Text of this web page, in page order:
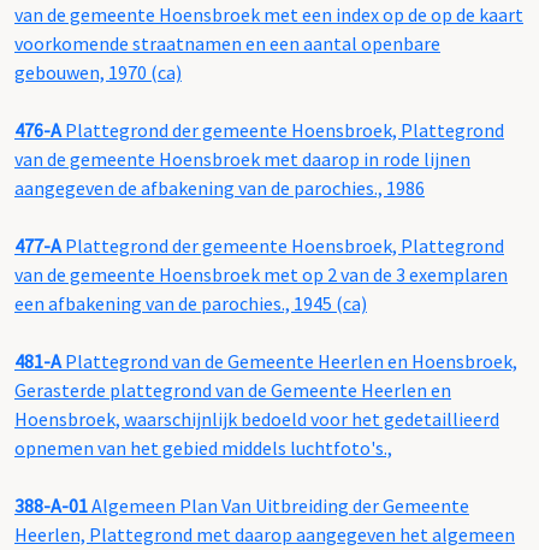
van de gemeente Hoensbroek met een index op de op de kaart
voorkomende straatnamen en een aantal openbare
gebouwen, 1970 (ca)
476-APlattegrond der gemeente Hoensbroek, Plattegrond
van de gemeente Hoensbroek met daarop in rode lijnen
aangegeven de afbakening van de parochies., 1986
477-APlattegrond der gemeente Hoensbroek, Plattegrond
van de gemeente Hoensbroek met op 2 van de 3 exemplaren
een afbakening van de parochies., 1945 (ca)
481-APlattegrond van de Gemeente Heerlen en Hoensbroek,
Gerasterde plattegrond van de Gemeente Heerlen en
Hoensbroek, waarschijnlijk bedoeld voor het gedetaillieerd
opnemen van het gebied middels luchtfoto's.,
388-A-01Algemeen Plan Van Uitbreiding der Gemeente
Heerlen, Plattegrond met daarop aangegeven het algemeen